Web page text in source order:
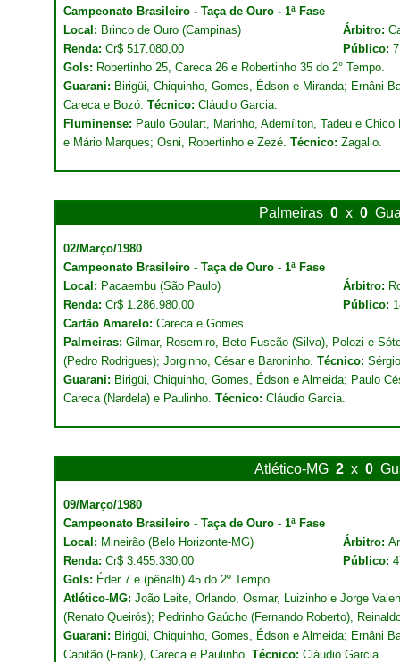
Campeonato Brasileiro - Taça de Ouro - 1ª Fase
Local: Brinco de Ouro (Campinas) Árbitro:
Renda: Cr$ 517.080,00 Público:
Gols: Robertinho 25, Careca 26 e Robertinho 35 do 2° Tempo.
Guarani: Birigüi, Chiquinho, Gomes, Édson e Miranda; Ernâni
Careca e Bozó. Técnico: Cláudio Garcia.
Fluminense: Paulo Goulart, Marinho, Ademílton, Tadeu e
e Mário Marques; Osni, Robertinho e Zezé. Técnico: Zagallo.
Palmeiras 0 x 0
02/Março/1980
Campeonato Brasileiro - Taça de Ouro - 1ª Fase
Local: Pacaembu (São Paulo) Árbitro:
Renda: Cr$ 1.286.980,00 Público:
Cartão Amarelo: Careca e Gomes.
Palmeiras: Gilmar, Rosemiro, Beto Fuscão (Silva), Polozi e
(Pedro Rodrigues); Jorginho, César e Baroninho. Técnico:
Guarani: Birigüi, Chiquinho, Gomes, Édson e Almeida; Paulo
Careca (Nardela) e Paulinho. Técnico: Cláudio Garcia.
Atlético-MG 2 x 0
09/Março/1980
Campeonato Brasileiro - Taça de Ouro - 1ª Fase
Local: Mineirão (Belo Horizonte-MG) Árbitro:
Renda: Cr$ 3.455.330,00 Público:
Gols: Éder 7 e (pênalti) 45 do 2º Tempo.
Atlético-MG: João Leite, Orlando, Osmar, Luizinho e Jorge
(Renato Queirós); Pedrinho Gaúcho (Fernando Roberto),
Guarani: Birigüi, Chiquinho, Gomes, Édson e Almeida; Ernâni
Capitão (Frank), Careca e Paulinho. Técnico: Cláudio Garcia.